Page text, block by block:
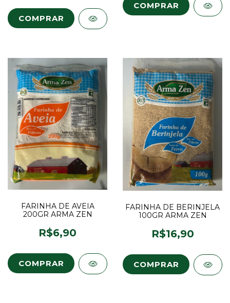
FARINHA DE AVEIA
200GR ARMA ZEN
R$6,90
FARINHA DE BERINJELA
100GR ARMA ZEN
R$16,90